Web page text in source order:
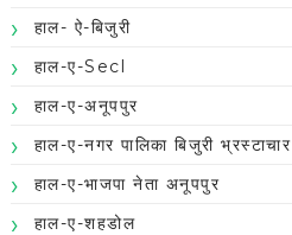
हाल- ऐ-बिजुरी
हाल-ए-Secl
हाल-ए-अनूपपुर
हाल-ए-नगर पालिका बिजुरी भ्रस्टाचार
हाल-ए-भाजपा नेता अनूपपुर
हाल-ए-शहडोल